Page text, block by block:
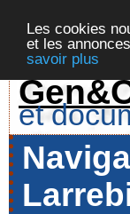
Les cookies
et les
savoir plus
et